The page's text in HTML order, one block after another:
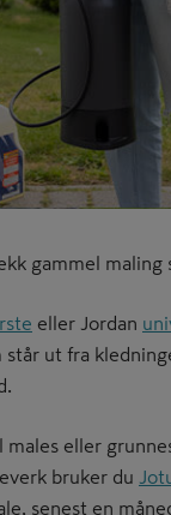
gammel
eller Jordan
ut fra
eller
bruker du
senest en